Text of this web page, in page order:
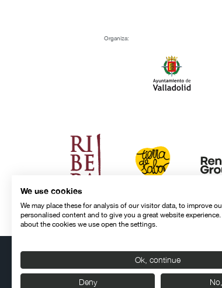
Organiza:
ContactoAviso legalPolítica de privacidad
We use cookies
We may place these for analysis of our visitor data, to improve
personalised content and to give you a great website
about the cookies we use open the settings.
Ok, continue
Deny